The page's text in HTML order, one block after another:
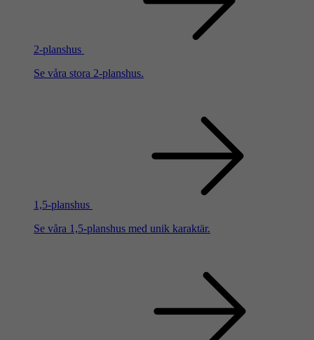
2-planshus
Se våra stora 2-planshus.
1,5-planshus
Se våra 1,5-planshus med unik karaktär.